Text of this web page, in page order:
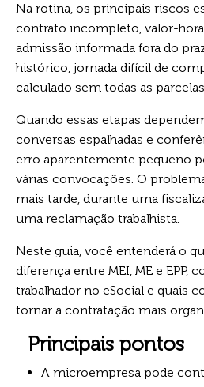
Na rotina, os principais riscos
contrato incompleto, valor-hora
admissão informada fora do
histórico, jornada difícil de
calculado sem todas as
Quando essas etapas
conversas espalhadas e
erro aparentemente pequeno
várias convocações. O
mais tarde, durante uma
uma reclamação trabalhista.
Neste guia, você entenderá o
diferença entre MEI, ME e EPP,
trabalhador no eSocial e quais
tornar a contratação mais
Principais pontos
A microempresa pode